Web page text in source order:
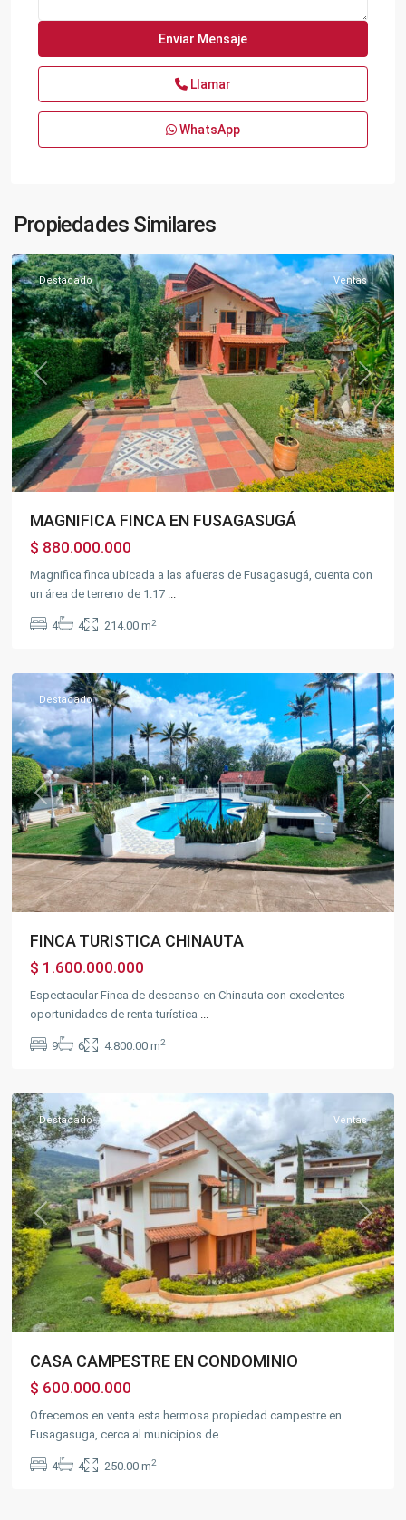
Llamar
WhatsApp
Propiedades Similares
Fusagasugá
Previous Next
Destacado Ventas
MAGNIFICA FINCA EN FUSAGASUGÁ
$ 880.000.000
Magnifica finca ubicada a las afueras de Fusagasugá, cuenta con
un área de terreno de 1.17 ...
4 4 214.00 m2
Previous Next
Destacado
FINCA TURISTICA CHINAUTA
$ 1.600.000.000
Espectacular Finca de descanso en Chinauta con excelentes
oportunidades de renta turística ...
9 6 4.800.00 m2
Previous Next
Destacado Ventas
CASA CAMPESTRE EN CONDOMINIO
$ 600.000.000
Ofrecemos en venta esta hermosa propiedad campestre en
Fusagasuga, cerca al municipios de
4 4 250.00 m2